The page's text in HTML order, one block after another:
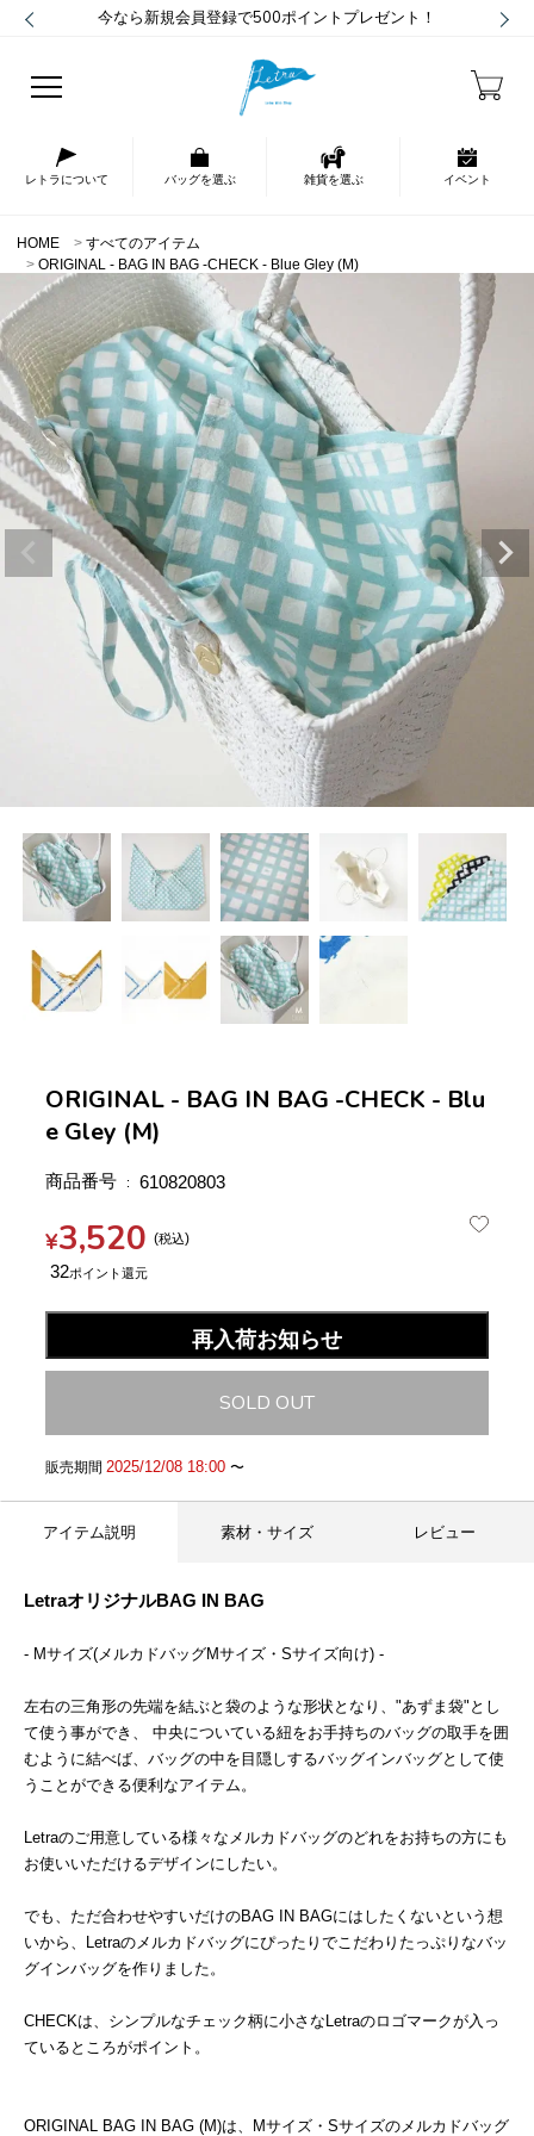
今なら新規会員登録で500ポイントプレゼント！
レトラについて バッグを選ぶ 雑貨を選ぶ イベント
HOME
すべてのアイテム
ORIGINAL - BAG IN BAG -CHECK - Blue Gley (M)
ORIGINAL - BAG IN BAG -CHECK - Blu
e Gley (M)
商品番号 610820803
¥3,520 税込
32
再入荷お知らせ
SOLD OUT
販売期間 2025/12/08 18:00〜
アイテム説明 素材・サイズ レビュー
LetraオリジナルBAG IN BAG
- Mサイズ(メルカドバッグMサイズ・Sサイズ向け) -
左右の三角形の先端を結ぶと袋のような形状となり、"あずま袋"とし
て使う事ができ、 中央についている紐をお手持ちのバッグの取手を囲
むように結べば、バッグの中を目隠しするバッグインバッグとして使
うことができる便利なアイテム。
Letraのご用意している様々なメルカドバッグのどれをお持ちの方にも
お使いいただけるデザインにしたい。
でも、ただ合わせやすいだけのBAG IN BAGにはしたくないという想
いから、Letraのメルカドバッグにぴったりでこだわりたっぷりなバッ
グインバッグを作りました。
CHECKは、シンプルなチェック柄に小さなLetraのロゴマークが入っ
ているところがポイント。
ORIGINAL BAG IN BAG (M)は、Mサイズ・Sサイズのメルカドバッグ